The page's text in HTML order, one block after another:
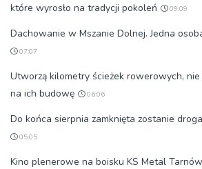
które wyrosło na tradycji pokoleń
09:09
Dachowanie w Mszanie Dolnej. Jedna
07:07
Utworzą kilometry ścieżek rowerowych,
na ich budowę
06:06
Do końca sierpnia zamknięta zostanie
05:05
Kino plenerowe na boisku KS Metal